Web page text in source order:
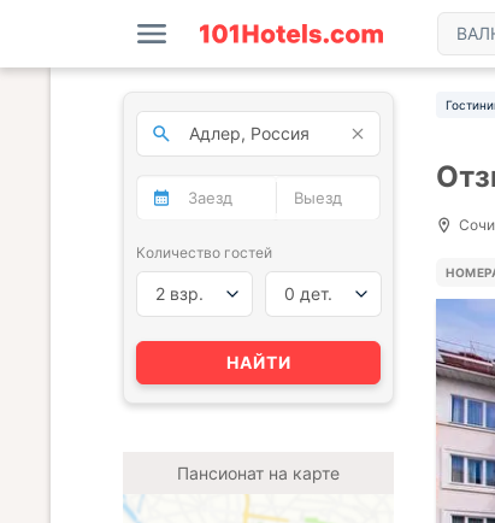
Количество гостей
2 взр. 0 дет.
НАЙТИ
Пансионат на карте